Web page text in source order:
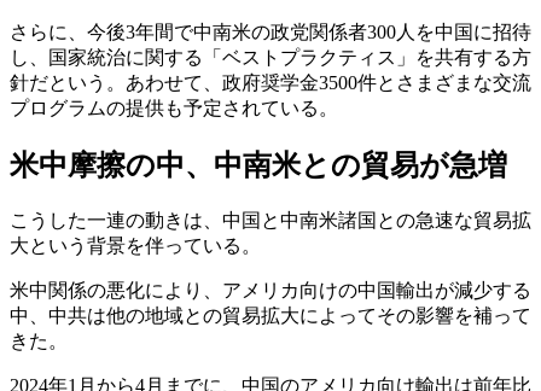
さらに、今後3年間で中南米の政党関係者300人を中国に招待
し、国家統治に関する「ベストプラクティス」を共有する方
針だという。あわせて、政府奨学金3500件とさまざまな交流
プログラムの提供も予定されている。
米中摩擦の中、中南米との貿易が急増
こうした一連の動きは、中国と中南米諸国との急速な貿易拡
大という背景を伴っている。
米中関係の悪化により、アメリカ向けの中国輸出が減少する
中、中共は他の地域との貿易拡大によってその影響を補って
きた。
2024年1月から4月までに、中国のアメリカ向け輸出は前年比